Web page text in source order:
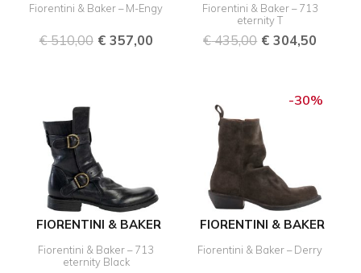
Fiorentini & Baker – M-Engy
€510,00 €357,00
Fiorentini & Baker – 713
eternity T
€435,00 € 304,50
FIORENTINI & BAKER
Fiorentini & Baker – 713
eternity Black
-30%
FIORENTINI & BAKER
Fiorentini & Baker – Derry
was:
€ 375,00.
is: